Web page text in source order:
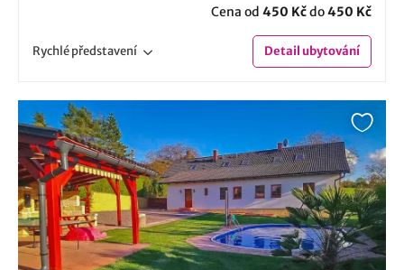
Cena od 450 Kčdo450 Kč
Rychlépředstavení Detailubytování